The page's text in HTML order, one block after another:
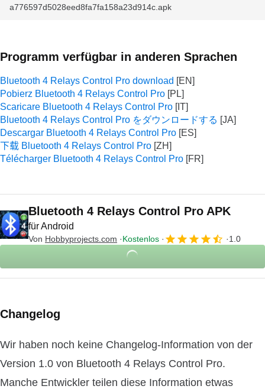
a776597d5028eed8fa7fa158a23d914c.apk
Programm verfügbar in anderen Sprachen
Bluetooth 4 Relays Control Pro download
Pobierz Bluetooth 4 Relays Control Pro
Scaricare Bluetooth 4 Relays Control Pro
Bluetooth 4 Relays Control Pro をダウンロードする
Descargar Bluetooth 4 Relays Control Pro
下载 Bluetooth 4 Relays Control Pro
Télécharger Bluetooth 4 Relays Control Pro
Bluetooth 4 Relays Control Pro APK
für Android
Von Hobbyprojects.com Kostenlos 1.0
Changelog
Wir haben noch keine Changelog-Information von der
Version 1.0 von Bluetooth 4 Relays Control Pro.
Manche Entwickler teilen diese Information etwas